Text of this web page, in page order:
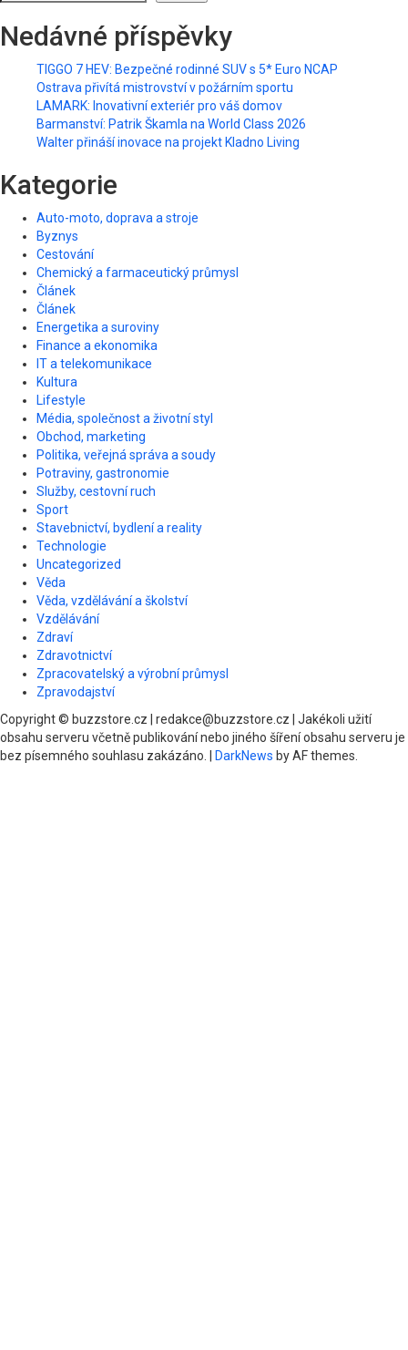
Nedávné příspěvky
TIGGO 7 HEV: Bezpečné rodinné SUV s 5* Euro NCAP
Ostrava přivítá mistrovství v požárním sportu
LAMARK: Inovativní exteriér pro váš domov
Barmanství: Patrik Škamla na World Class 2026
Walter přináší inovace na projekt Kladno Living
Kategorie
Auto-moto, doprava a stroje
Byznys
Cestování
Chemický a farmaceutický průmysl
Článek
Článek
Energetika a suroviny
Finance a ekonomika
IT a telekomunikace
Kultura
Lifestyle
Média, společnost a životní styl
Obchod, marketing
Politika, veřejná správa a soudy
Potraviny, gastronomie
Služby, cestovní ruch
Sport
Stavebnictví, bydlení a reality
Technologie
Uncategorized
Věda
Věda, vzdělávání a školství
Vzdělávání
Zdraví
Zdravotnictví
Zpracovatelský a výrobní průmysl
Zpravodajství
Copyright © buzzstore.cz | redakce@buzzstore.cz | Jakékoli užití
obsahu serveru včetně publikování nebo jiného šíření obsahu serveru je
bez písemného souhlasu zakázáno.
DarkNews by AF themes.